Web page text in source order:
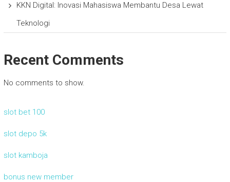
KKN Digital: Inovasi Mahasiswa Membantu Desa Lewat
Teknologi
Recent Comments
No comments to show.
slot bet 100
slot depo 5k
slot kamboja
bonus new member